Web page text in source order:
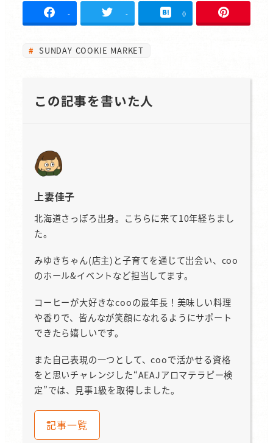
- - 0
SUNDAY COOKIE MARKET
この記事を書いた人
上妻佳子
北海道さっぽろ出身。こちらに来て10年経ちまし
た。
みゆきちゃん(店主)と子育てを通じて出会い、coo
のホール&イベントなど担当してます。
コーヒーが大好きなcooの最年長！美味しい料理
や香りで、皆んなが笑顔になれるようにサポート
できたら嬉しいです。
また自己表現の一つとして、cooで活かせる資格
をと思いチャレンジした“AEAJアロマテラピー検
定”では、見事1級を取得しました。
記事一覧